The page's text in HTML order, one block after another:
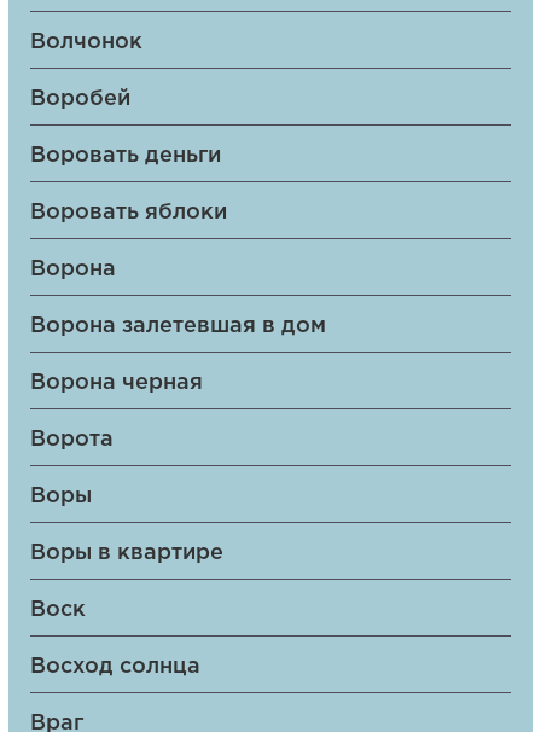
Волчонок
Воробей
Воровать деньги
Воровать яблоки
Ворона
Ворона залетевшая в дом
Ворона черная
Ворота
Воры
Воры в квартире
Воск
Восход солнца
Враг